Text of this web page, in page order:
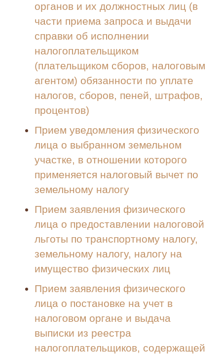
органов и их должностных лиц (в
части приема запроса и выдачи
справки об исполнении
налогоплательщиком
(плательщиком сборов, налоговым
агентом) обязанности по уплате
налогов, сборов, пеней, штрафов,
процентов)
Прием уведомления физического
лица о выбранном земельном
участке, в отношении которого
применяется налоговый вычет по
земельному налогу
Прием заявления физического
лица о предоставлении налоговой
льготы по транспортному налогу,
земельному налогу, налогу на
имущество физических лиц
Прием заявления физического
лица о постановке на учет в
налоговом органе и выдача
выписки из реестра
налогоплательщиков, содержащей